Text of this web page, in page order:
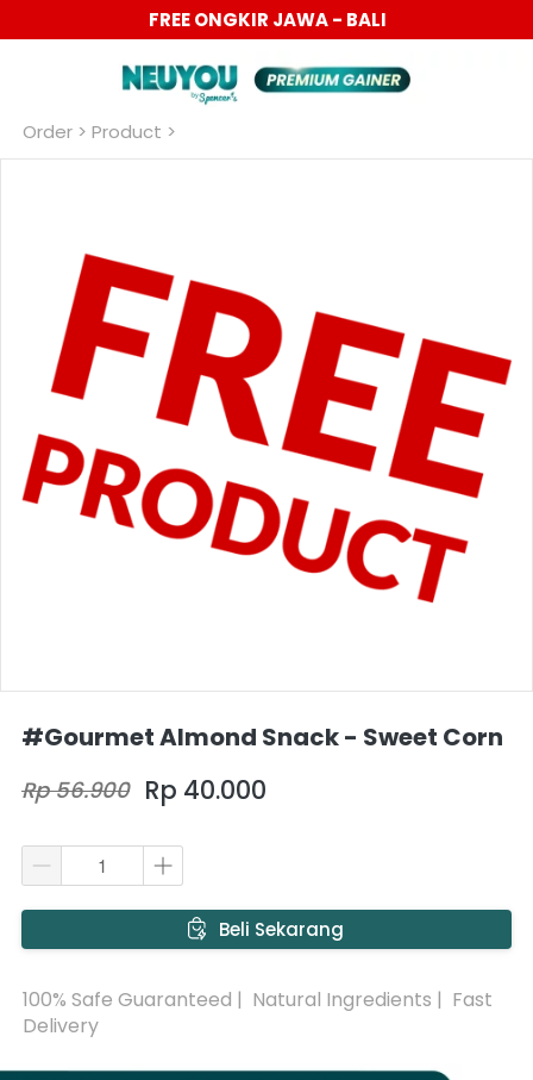
FREE ONGKIR JAWA - BALI
Order > Product >
#Gourmet Almond Snack - Sweet Corn
Rp 56.900 Rp 40.000
` Beli Sekarang
100% Safe Guaranteed |  Natural Ingredients |  Fast
Delivery